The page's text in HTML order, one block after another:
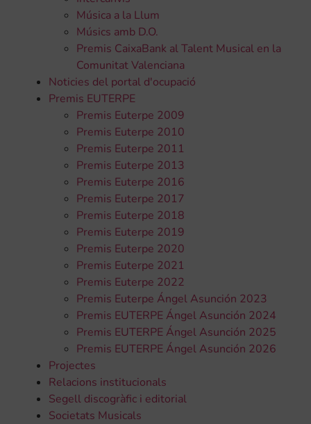
Música a la Llum
Músics amb D.O.
Premis CaixaBank al Talent Musical en la
Comunitat Valenciana
Noticies del portal d'ocupació
Premis EUTERPE
Premis Euterpe 2009
Premis Euterpe 2010
Premis Euterpe 2011
Premis Euterpe 2013
Premis Euterpe 2016
Premis Euterpe 2017
Premis Euterpe 2018
Premis Euterpe 2019
Premis Euterpe 2020
Premis Euterpe 2021
Premis Euterpe 2022
Premis Euterpe Ángel Asunción 2023
Premis EUTERPE Ángel Asunción 2024
Premis EUTERPE Ángel Asunción 2025
Premis EUTERPE Ángel Asunción 2026
Projectes
Relacions institucionals
Segell discogràfic i editorial
Societats Musicals